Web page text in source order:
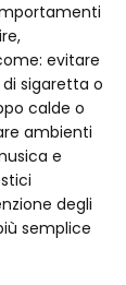
evitare
sigaretta o
calde o
ambienti
e
degli
semplice